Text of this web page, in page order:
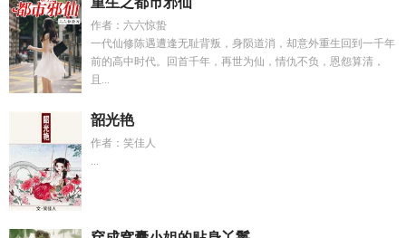
作者：六六惊蛰
一代仙修陈遇遭逢无耻背叛，身陨道消，却意外重生回到一千年
前的高中时代。回首千年，再世为仙，情仇不负，恩怨算清，
且...
韶光艳
作者：笑佳人
...